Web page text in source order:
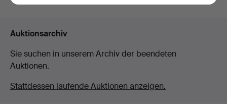
Auktionsarchiv
Sie suchen in unserem Archiv der beendeten
Auktionen.
Stattdessen laufende Auktionen anzeigen.